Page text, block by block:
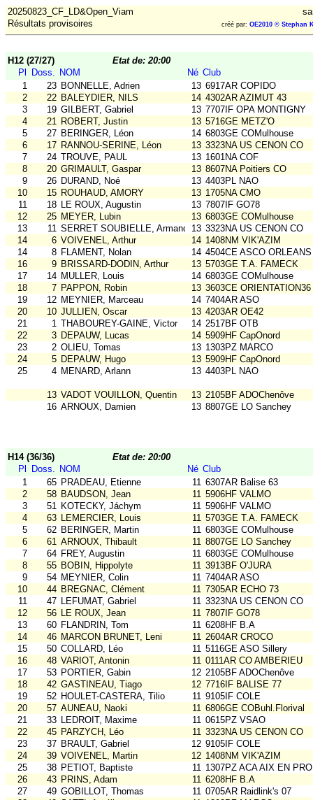
20250823_CF_LD&Open_Viam
Résultats provisoires
créé par: OE2010 © Stephan
H12 (27/27)
Etat de: 20:00
Pl
Doss. NOM Né Club
1
23 BONNELLE, Adrien 13 6917AR COPIDO
2
22 BALEYDIER, NILS 14 4302AR AZIMUT 43
3
19 GILBERT, Gabriel 13 7707IF OPA MONTIGNY
4
21 ROBERT, Justin 13 5716GE METZ'O
5
27 BERINGER, Léon 14 6803GE COMulhouse
6
17 RANNOU-SERINE, Léon 13 3323NA US CENON CO
7
24 TROUVE, PAUL 13 1601NA COF
8
20 GRIMAULT, Gaspar 13 8607NA Poitiers CO
9
26 DURAND, Noé 13 4403PL NAO
10
15 ROUHAUD, AMORY 13 1705NA CMO
11
18 LE ROUX, Augustin 13 7807IF GO78
12
25 MEYER, Lubin 13 6803GE COMulhouse
13
11 SERRET SOUBIELLE, Armand 13 3323NA US CENON CO
14
6 VOIVENEL, Arthur 14 1408NM VIK'AZIM
14
8 FLAMENT, Nolan 14 4504CE ASCO ORLEANS
16
9 BRISSARD-DODIN, Arthur 13 5703GE T.A. FAMECK
17
14 MULLER, Louis 14 6803GE COMulhouse
18
7 PAPPON, Robin 13 3603CE ORIENTATION36
19
12 MEYNIER, Marceau 14 7404AR ASO
20
10 JULLIEN, Oscar 13 4203AR OE42
21
1 THABOUREY-GAINE, Victor 14 2517BF OTB
22
3 DEPAUW, Lucas 14 5909HF CapOnord
23
2 OLIEU, Tomas 13 1303PZ MARCO
24
5 DEPAUW, Hugo 13 5909HF CapOnord
25
4 MENARD, Arlann 13 4403PL NAO
13 VADOT VOUILLON, Quentin 13 2105BF ADOChenôve
16 ARNOUX, Damien 13 8807GE LO Sanchey
H14 (36/36)
Etat de: 20:00
Pl
Doss. NOM Né Club
1
65 PRADEAU, Etienne 11 6307AR Balise 63
2
58 BAUDSON, Jean 11 5906HF VALMO
3
51 KOTECKY, Jáchym 11 5906HF VALMO
4
63 LEMERCIER, Louis 11 5703GE T.A. FAMECK
5
62 BERINGER, Martin 11 6803GE COMulhouse
6
61 ARNOUX, Thibault 11 8807GE LO Sanchey
7
64 FREY, Augustin 11 6803GE COMulhouse
8
55 BOBIN, Hippolyte 11 3913BF O'JURA
9
54 MEYNIER, Colin 11 7404AR ASO
10
44 BREGNAC, Clément 11 7305AR ECHO 73
11
47 LEFUMAT, Gabriel 11 3323NA US CENON CO
12
56 LE ROUX, Jean 11 7807IF GO78
13
60 FLANDRIN, Tom 11 6208HF B.A
14
46 MARCON BRUNET, Leni 11 2604AR CROCO
15
50 COLLARD, Léo 11 5116GE ASO Sillery
16
48 VARIOT, Antonin 11 0111AR CO AMBERIEU
17
53 PORTIER, Gabin 12 2105BF ADOChenôve
18
42 GASTINEAU, Tiago 12 7716IF BALISE 77
19
52 HOULET-CASTERA, Tilio 11 9105IF COLE
20
57 AUNEAU, Naoki 11 6806GE COBuhl.Florival
21
33 LEDROIT, Maxime 11 0615PZ VSAO
22
45 PARZYCH, Léo 11 3323NA US CENON CO
23
37 BRAULT, Gabriel 12 9105IF COLE
24
39 VOIVENEL, Martin 12 1408NM VIK'AZIM
25
38 PETIOT, Baptiste 11 1307PZ ACA AIX EN
26
43 PRINS, Adam 11 6208HF B.A
27
49 GOBILLOT, Thomas 11 0705AR Raidlink's 07